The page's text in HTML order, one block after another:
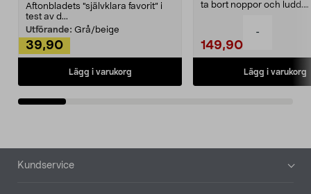
-
Aftonbladets "självklara favorit” i
test av d...
Utförande: Grå/beige
39,90
Lägg i varukorg
ta bort noppor och ludd.
149,90
Lägg i varukorg
Sidfot
Kundservice